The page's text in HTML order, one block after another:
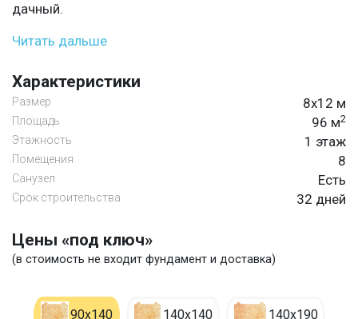
дачный.
Читать дальше
Характеристики
Размер 8х12 м
Площадь 96 м2
Этажность 1 этаж
Помещения 8
Санузел Есть
Срок строительства 32 дней
Цены «под ключ»
(в стоимость не входит фундамент и доставка)
90х140 140х140 140х190